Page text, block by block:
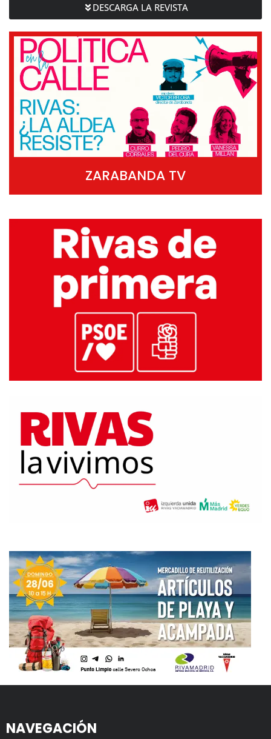
DESCARGA LA REVISTA
ZARABANDA TV
NAVEGACIÓN